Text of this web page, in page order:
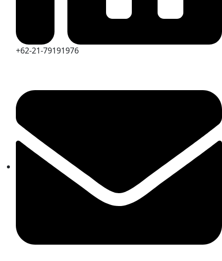
+62-21-79191976